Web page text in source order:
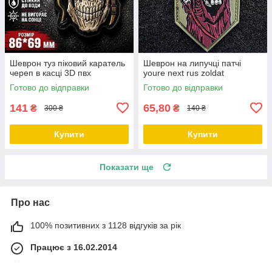
Шеврон туз піковий каратель
череп в касці 3D пвх
Готово до відправки
141 ₴ 300 ₴
Купити
Шеврон на липучці патчі
youre next rus zoldat
Готово до відправки
65,80 ₴ 140 ₴
Купити
Показати ще
Про нас
100% позитивних з 1128 відгуків за рік
Працює з 16.02.2014